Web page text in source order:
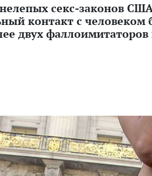
секс-законов
контакт с человеком
двух